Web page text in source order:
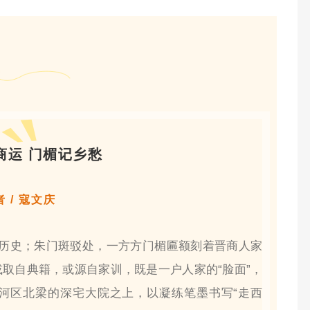
运 门楣记乡愁
/ 寇文庆
史；朱门斑驳处，一方方门楣匾额刻着晋商人家
自典籍，或源自家训，既是一户人家的“脸面”，
区北梁的深宅大院之上，以凝练笔墨书写“走西